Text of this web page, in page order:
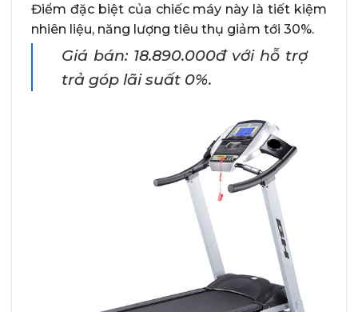
Điểm đặc biệt của chiếc máy này là tiết kiệm
nhiên liệu, năng lượng tiêu thụ giảm tới 30%.
Giá bán: 18.890.000đ với hỗ trợ
trả góp lãi suất 0%.